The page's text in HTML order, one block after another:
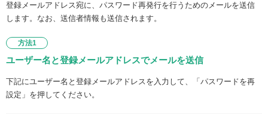
登録メールアドレス宛に、パスワード再発行を行うためのメールを送信
します。なお、送信者情報も送信されます。
方法1
ユーザー名と登録メールアドレスでメールを送信
下記にユーザー名と登録メールアドレスを入力して、「パスワードを再
設定」を押してください。